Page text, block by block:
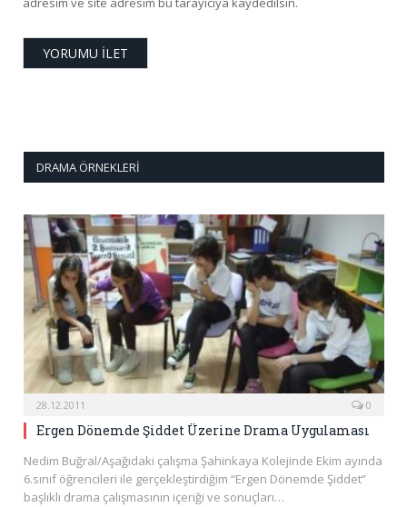
DRAMA ÖRNEKLERI
28.12.2011 0
Ergen Dönemde Şiddet Üzerine Drama Uygulaması
Nedim Buğral/Aşağıdaki çalışma Şahinkaya Kolejinde Ekim ayında
6.sınıf öğrencileri ile gerçekleştirdiğim “Ergen Dönemde Şiddet”
başlıklı drama çalışmasının içeriği ve sonuçları…